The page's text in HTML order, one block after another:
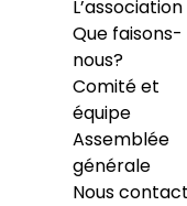
L’association
Que faisons-
nous?
Comité et
équipe
Assemblée
générale
Nous